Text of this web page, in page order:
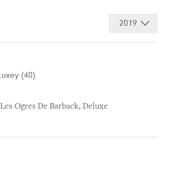
2019
Luxey (40)
Les Ogres De Barback, Deluxe